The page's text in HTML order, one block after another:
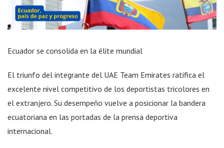
Ecuador se consolida en la élite mundial
El triunfo del integrante del UAE Team Emirates ratifica el
excelente nivel competitivo de los deportistas tricolores en
el extranjero. Su desempeño vuelve a posicionar la bandera
ecuatoriana en las portadas de la prensa deportiva
internacional.